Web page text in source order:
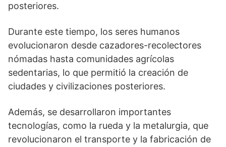
posteriores.
Durante este tiempo, los seres humanos
evolucionaron desde cazadores-recolectores
nómadas hasta comunidades agrícolas
sedentarias, lo que permitió la creación de
ciudades y civilizaciones posteriores.
Además, se desarrollaron importantes
tecnologías, como la rueda y la metalurgia, que
revolucionaron el transporte y la fabricación de